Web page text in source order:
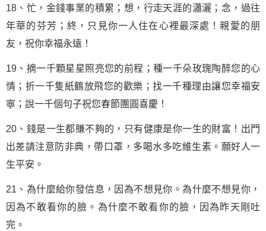
18、忙，金錢事業的積累；想，行走天涯的瀟灑；念，過往
年華的芬芳；終，只見你一人住在心裡最深處！親愛的朋
友，祝你幸福永遠！
19、摘一千顆星星照亮您的前程；種一千朵玫瑰陶醉您的心
情；折一千隻紙鶴放飛您的歡樂；找一千種理由讓您幸福安
寧；說一千個句子祝您春節團圓喜慶！
20、錢是一生都賺不夠的，只有健康是你一生的財富！出門
出差請注意防非典，帶口罩，多喝水多吃維生素。願好人一
生平安。
21、為什麼給你發信息，因為不想見你。為什麼不想見你，
因為不敢看你的臉。為什麼不敢看你的臉，因為昨天剛吐
完。